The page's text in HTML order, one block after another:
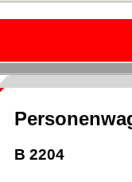
B 2204